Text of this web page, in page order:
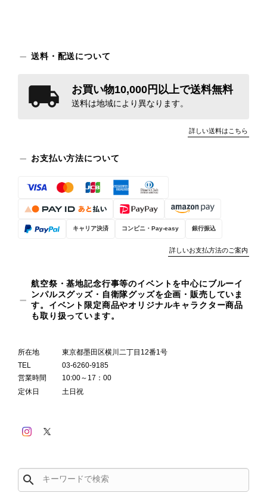
送料・配送について
お買い物10,000円以上で送料無料
送料は地域により異なります。
詳しい送料はこちら
お支払い方法について
キャリア決済 コンビニ・Pay-easy 銀行振込
詳しいお支払方法のご案内
航空祭・基地記念行事等のイベントを中心にブルーイ
ンパルスグッズ・自衛隊グッズを企画・販売していま
す。イベント限定商品やオリジナルキャラクター商品
も取り扱っています。
所在地
東京都墨田区横川二丁目12番1号
TEL
03-6260-9185
営業時間
10:00～17：00
定休日
土日祝
search